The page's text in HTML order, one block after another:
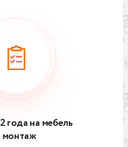
года на мебель
монтаж